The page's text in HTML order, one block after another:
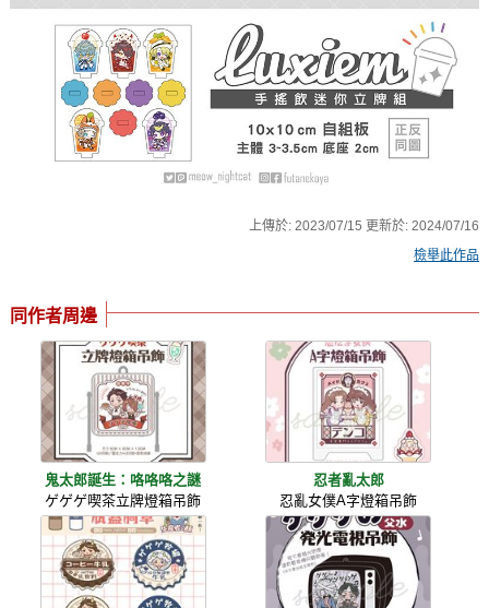
上傳於:2023/07/15 更新於:2024/07/16
檢舉此作品
同作者周邊
鬼太郎誕生：咯咯咯之謎
ゲゲゲ喫茶立牌燈箱吊飾
忍者亂太郎
忍亂女僕A字燈箱吊飾